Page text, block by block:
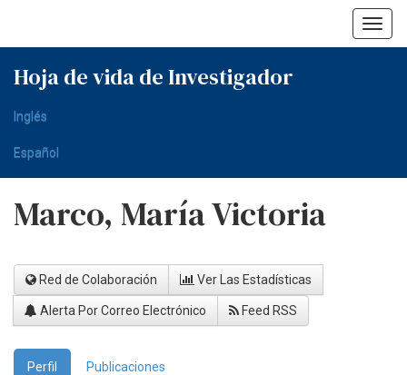
Hoja de vida de Investigador
Inglés
Español
Marco, María Victoria
Red de Colaboración Ver Las Estadísticas
Alerta Por Correo Electrónico Feed RSS
Perfil Publicaciones